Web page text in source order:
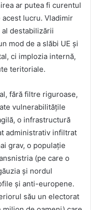
ar putea fi curentul
acest lucru. Vladimir
destabilizării
mod de a slăbi UE și
ci implozia internă,
teritoriale.
fără filtre riguroase,
vulnerabilitățile
o infrastructură
administrativ infiltrat
grav, o populație
(pe care o
și nordul
și anti-europene.
său un electorat